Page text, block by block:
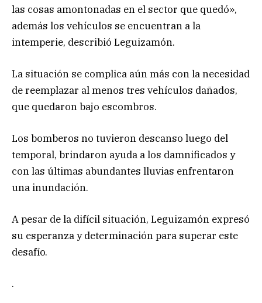
las cosas amontonadas en el sector que quedó»,
además los vehículos se encuentran a la
intemperie, describió Leguizamón.
La situación se complica aún más con la necesidad
de reemplazar al menos tres vehículos dañados,
que quedaron bajo escombros.
Los bomberos no tuvieron descanso luego del
temporal, brindaron ayuda a los damnificados y
con las últimas abundantes lluvias enfrentaron
una inundación.
A pesar de la difícil situación, Leguizamón expresó
su esperanza y determinación para superar este
desafío.
.